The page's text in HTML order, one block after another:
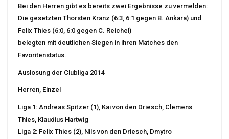
Bei den Herren gibt es bereits zwei Ergebnisse zu vermelden:
Die gesetzten Thorsten Kranz (6:3, 6:1 gegen B. Ankara) und
Felix Thies (6:0, 6:0 gegen C. Reichel)
belegten mit deutlichen Siegen in ihren Matches den
Favoritenstatus.
Auslosung der Clubliga 2014
Herren, Einzel
Liga 1: Andreas Spitzer (1), Kai von den Driesch, Clemens
Thies, Klaudius Hartwig
Liga 2: Felix Thies (2), Nils von den Driesch, Dmytro